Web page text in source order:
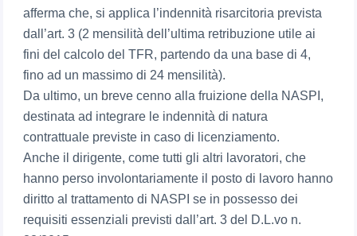
afferma che, si applica l’indennità risarcitoria prevista
dall’art. 3 (2 mensilità dell’ultima retribuzione utile ai
fini del calcolo del TFR, partendo da una base di 4,
fino ad un massimo di 24 mensilità).
Da ultimo, un breve cenno alla fruizione della NASPI,
destinata ad integrare le indennità di natura
contrattuale previste in caso di licenziamento.
Anche il dirigente, come tutti gli altri lavoratori, che
hanno perso involontariamente il posto di lavoro hanno
diritto al trattamento di NASPI se in possesso dei
requisiti essenziali previsti dall’art. 3 del D.L.vo n.